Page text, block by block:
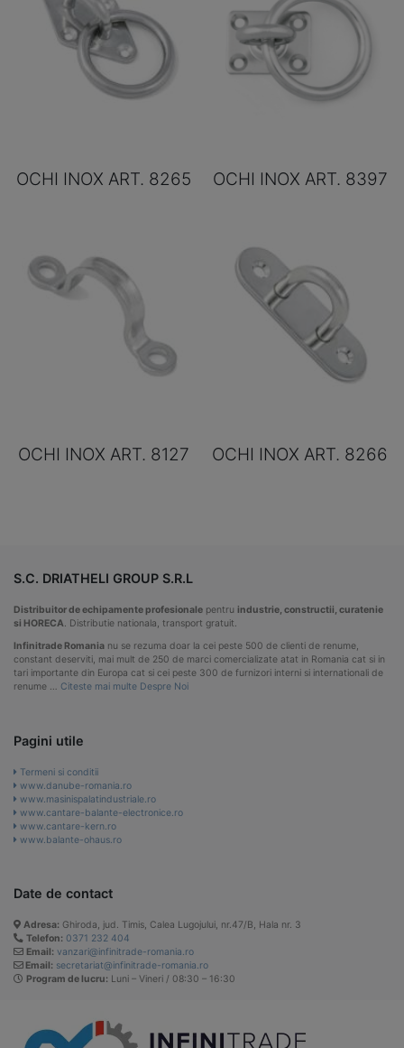
OCHI INOX ART. 8265 OCHI INOX ART. 8397
OCHI INOX ART. 8127 OCHI INOX ART. 8266
S.C. DRIATHELI GROUP S.R.L
Distribuitor de echipamente profesionale pentru industrie, constructii, curatenie
si HORECA. Distributie nationala, transport gratuit.
Infinitrade Romania nu se rezuma doar la cei peste 500 de clienti de renume,
constant deserviti, mai mult de 250 de marci comercializate atat in Romania cat si in
tari importante din Europa cat si cei peste 300 de furnizori interni si internationali de
renume … Citeste mai multe Despre Noi
Pagini utile
Termeni si conditii
www.danube-romania.ro
www.masinispalatindustriale.ro
www.cantare-balante-electronice.ro
www.cantare-kern.ro
www.balante-ohaus.ro
Date de contact
Adresa: Ghiroda, jud. Timis, Calea Lugojului, nr.47/B, Hala nr. 3
Telefon: 0371 232 404
Email: vanzari@infinitrade-romania.ro
Email: secretariat@infinitrade-romania.ro
Program de lucru: Luni – Vineri / 08:30 – 16:30